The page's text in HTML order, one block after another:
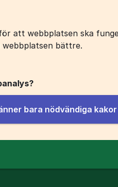
att webbplatsen ska
bättre.
bara nödvändiga kakor